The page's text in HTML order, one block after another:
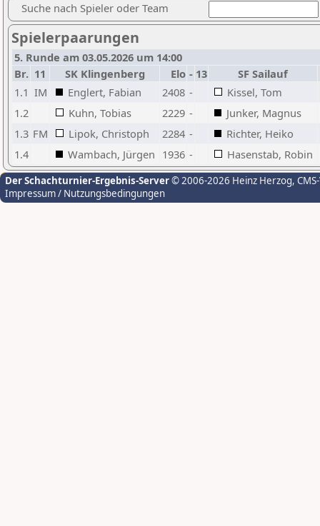
Suche nach Spieler oder Team
Spielerpaarungen
5. Runde am 03.05.2026 um 14:00
Br. 11 SK Klingenberg Elo - 13
SF Sailauf
1.1 IM Englert, Fabian 2408 -
Kissel, Tom
1.2
Kuhn, Tobias 2229 -
Junker, Magnus
1.3 FM Lipok, Christoph 2284 -
Richter, Heiko
1.4
Wambach, Jürgen 1936 - Hasenstab, Robin
Der Schachturnier-Ergebnis-Server© 2006-2026 Heinz Herzog,
Impressum / Nutzungsbedingungen